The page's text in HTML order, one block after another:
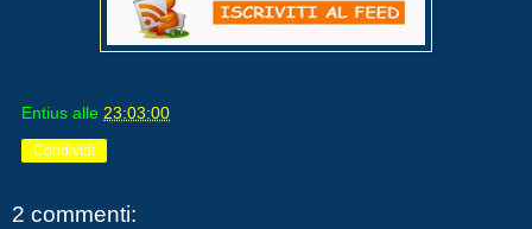
Entius alle 23:03:00
Condividi
2 commenti: